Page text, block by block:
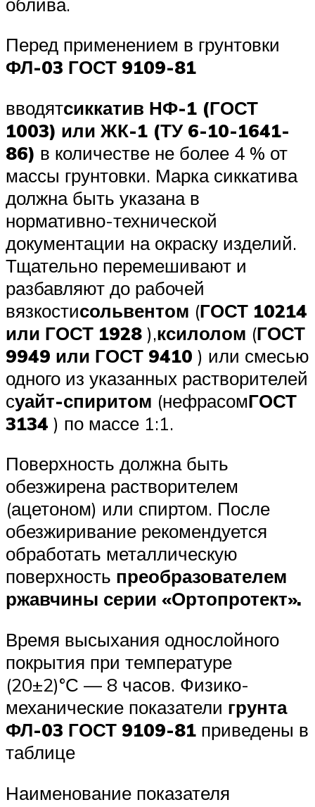
Перед применением в грунтовки
ФЛ-03 ГОСТ 9109-81
вводятсиккатив НФ-1 (ГОСТ
1003) или ЖК-1 (ТУ 6-10-1641-
86) в количестве не более 4 % от
массы грунтовки. Марка сиккатива
должна быть указана в
нормативно-технической
документации на окраску изделий.
Тщательно перемешивают и
разбавляют до рабочей
вязкостисольвентом (ГОСТ 10214
или ГОСТ 1928 ),ксилолом (ГОСТ
9949 или ГОСТ 9410 ) или смесью
одного из указанных растворителей
суайт-спиритом (нефрасомГОСТ
3134 ) по массе 1:1.
Поверхность должна быть
обезжирена растворителем
(ацетоном) или спиртом. После
обезжиривание рекомендуется
обработать металлическую
поверхность преобразователем
ржавчины серии «Ортопротект».
Время высыхания однослойного
покрытия при температуре
(20±2)°С — 8 часов. Физико-
механические показатели грунта
ФЛ-03 ГОСТ 9109-81 приведены в
таблице
Наименование показателя